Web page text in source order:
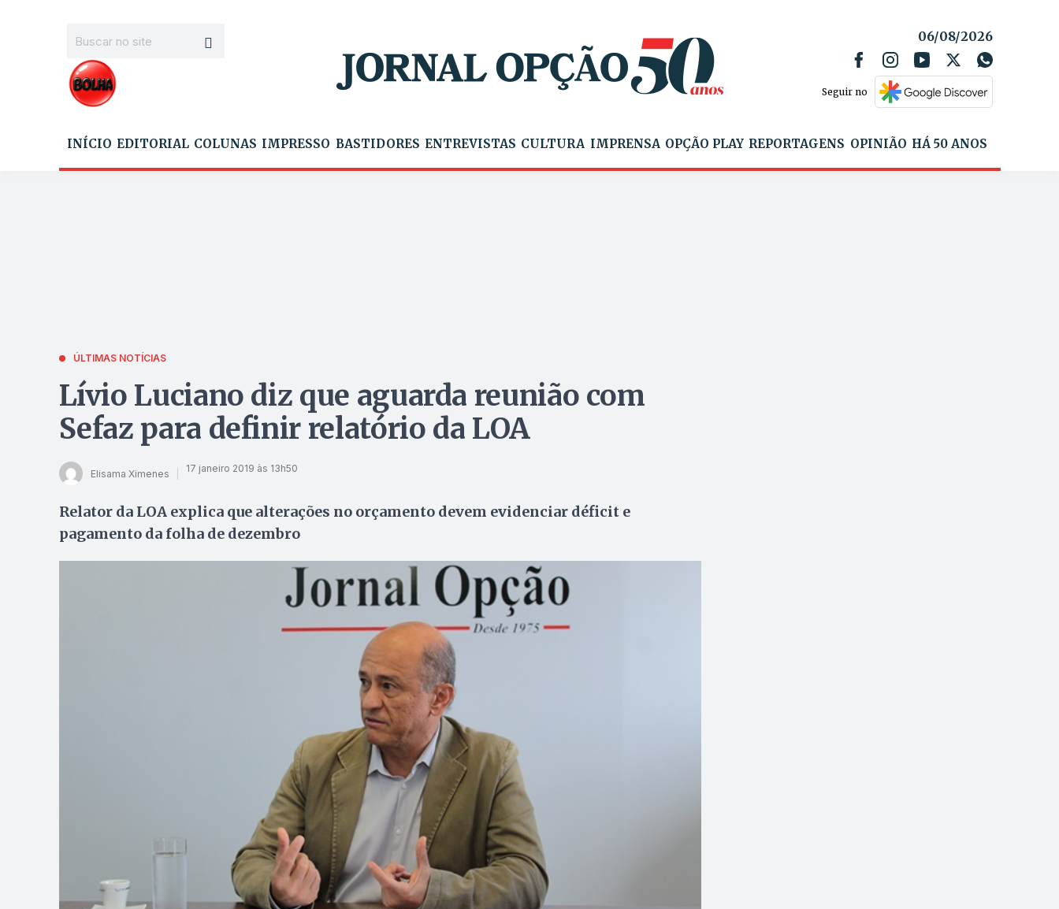
06/08/2026
Seguir no
INÍCIO EDITORIAL COLUNAS IMPRESSO BASTIDORES ENTREVISTAS CULTURA IMPRENSA OPÇÃO PLAY REPORTAGENS OPINIÃO HÁ 50 ANOS
ÚLTIMAS NOTÍCIAS
Lívio Luciano diz que aguarda reunião com
Sefaz para definir relatório da LOA
Elisama Ximenes 17 janeiro 2019 às 13h50
Relator da LOA explica que alterações no orçamento devem evidenciar déficit e
pagamento da folha de dezembro